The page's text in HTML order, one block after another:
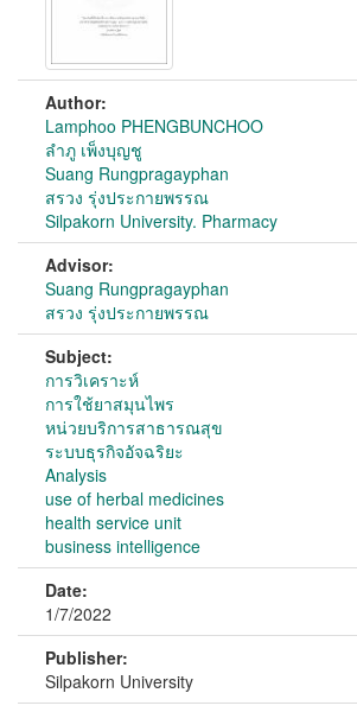
Author:
Lamphoo PHENGBUNCHOO
ลำภู เพ็งบุญชู
Suang Rungpragayphan
สรวง รุ่งประกายพรรณ
Silpakorn University. Pharmacy
Advisor:
Suang Rungpragayphan
สรวง รุ่งประกายพรรณ
Subject:
การวิเคราะห์
การใช้ยาสมุนไพร
หน่วยบริการสาธารณสุข
ระบบธุรกิจอัจฉริยะ
Analysis
use of herbal medicines
health service unit
business intelligence
Date:
1/7/2022
Publisher:
Silpakorn University